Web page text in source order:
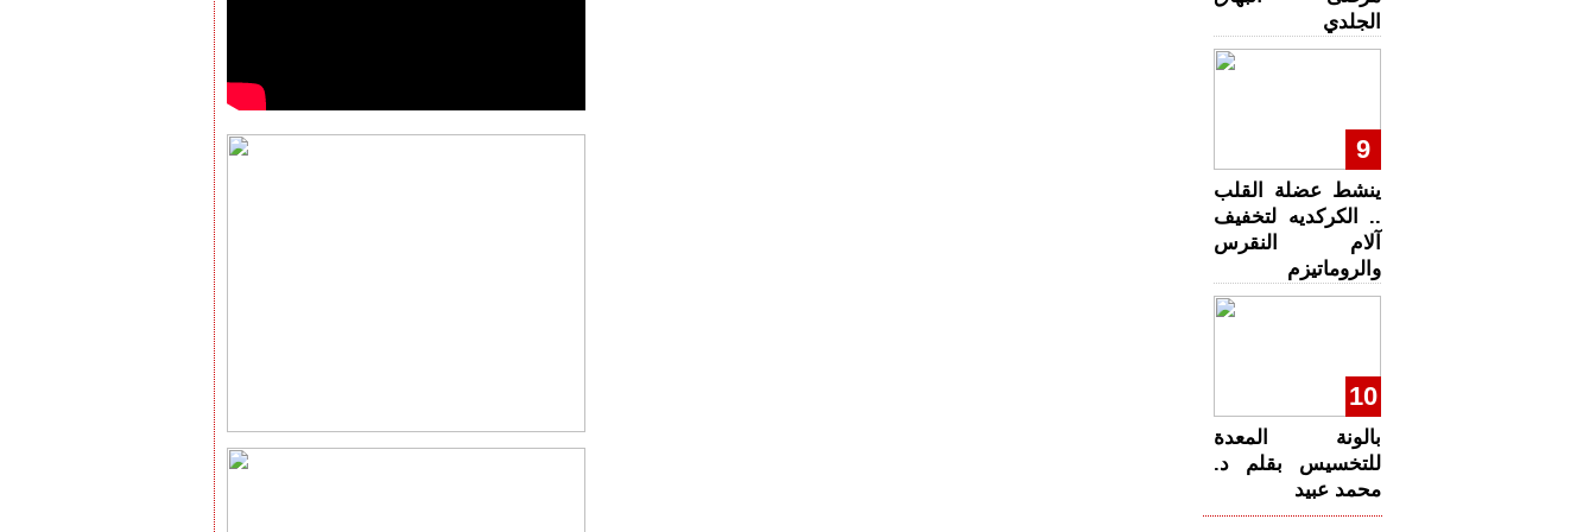
الجلدي
9
ينشط عضلة القلب
.. الكركديه لتخفيف
آلام النقرس
والروماتيزم
10
بالونة المعدة
للتخسيس بقلم د.
محمد عبيد